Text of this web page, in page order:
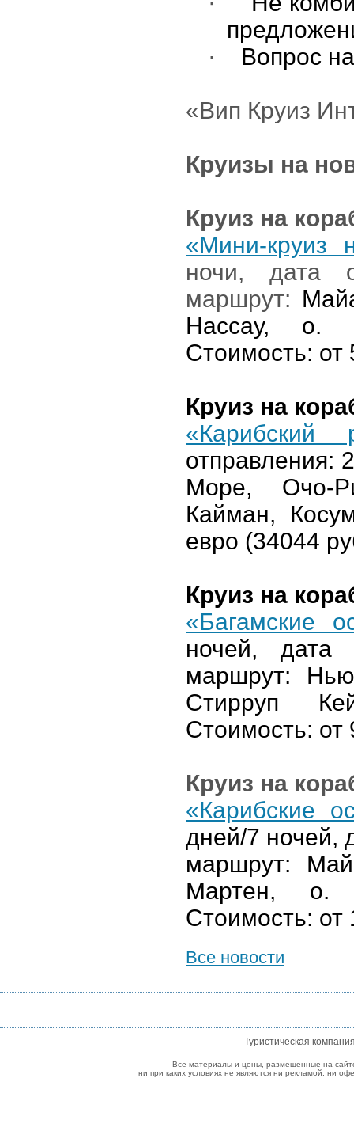
·
Вопрос
«Вип Круиз
Круизы на
Круиз на
«Мини-круиз
ночи, дата
маршрут:
Нассау, о.
Стоимость: от
Круиз на
«Карибский
отправления:
Море, Очо-
Кайман,
евро (34044
Круиз на
«Багамские
ночей, дата
маршрут:
Стирруп
Стоимость: от
Круиз на
«Карибские
дней/7 ночей,
маршрут:
Мартен, о.
Стоимость: от
Все новости
Туристическая
Все материалы и цены, размещенные на
ни при каких условиях не являются ни рекламой, ни